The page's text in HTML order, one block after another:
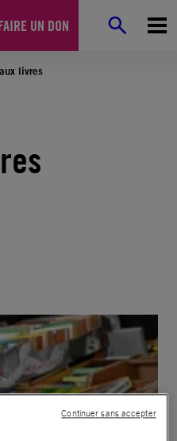
UN DON
livres
Continuer sans accepter